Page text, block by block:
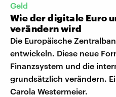
Geld
Wie der digitale Euro
verändern wird
Die Europäische
entwickeln. Diese neue
Finanzsystem und die
grundsätzlich verändern.
Carola Westermeier.